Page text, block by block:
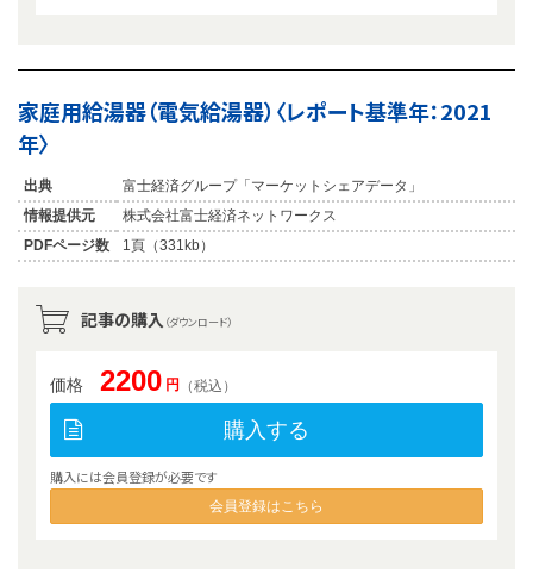
家庭用給湯器（電気給湯器）〈レポート基準年：2021
年〉
出典
富士経済グループ「マーケットシェアデータ」
情報提供元
株式会社富士経済ネットワークス
PDFページ数
1頁（331kb）
記事の購入 （ダウンロード）
価格 2200 円 （税込）
購入する
購入には会員登録が必要です
会員登録はこちら